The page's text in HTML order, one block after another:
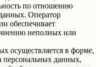
по отношению
Оператор
обеспечивает
неполных или
осуществляется в форме,
персональных данных,